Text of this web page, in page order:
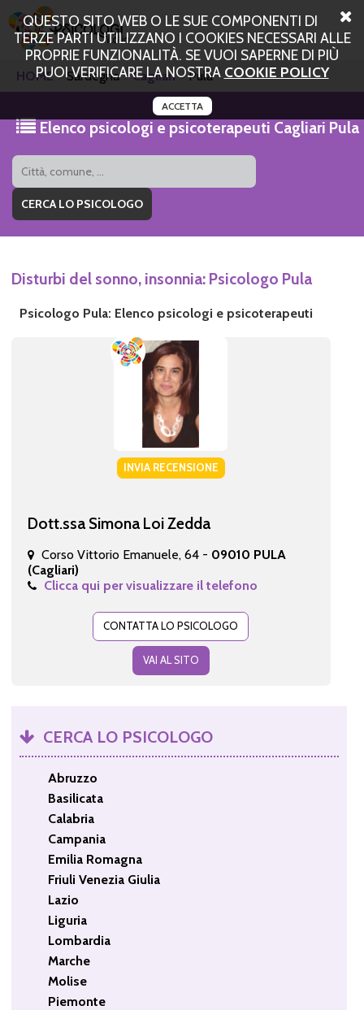
QUESTO SITO WEB O LE SUE COMPONENTI DI
TERZE PARTI UTILIZZANO I COOKIES NECESSARI ALLE
PROPRIE FUNZIONALITÀ. SE VUOI SAPERNE DI PIÙ
PUOI VERIFICARE LA NOSTRA COOKIE POLICY
ACCETTA
HOME Sardegna Cagliari Pula
Elenco psicologi e psicoterapeuti Cagliari Pula
Disturbi del sonno, insonnia: Psicologo Pula
Psicologo Pula: Elenco psicologi e psicoterapeuti
INVIA RECENSIONE
Dott.ssa Simona Loi Zedda
Corso Vittorio Emanuele, 64 - 09010 PULA
(Cagliari)
Clicca qui per visualizzare il telefono
CONTATTA LO PSICOLOGO
VAI AL SITO
CERCA LO PSICOLOGO
Abruzzo
Basilicata
Calabria
Campania
Emilia Romagna
Friuli Venezia Giulia
Lazio
Liguria
Lombardia
Marche
Molise
Piemonte